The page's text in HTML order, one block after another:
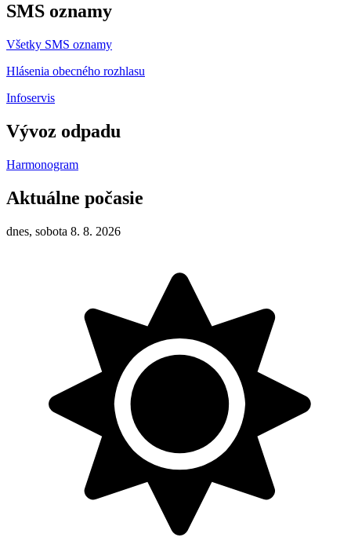
SMS oznamy
Všetky SMS oznamy
Hlásenia obecného rozhlasu
Infoservis
Vývoz odpadu
Harmonogram
Aktuálne počasie
dnes, sobota 8. 8. 2026